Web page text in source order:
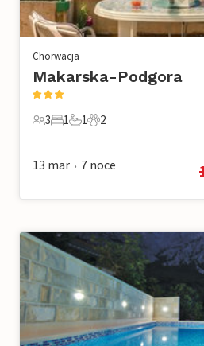
Chorwacja
Makarska-Podgora
3 Goście
3
1 Sypialnia
1
1 Łazienka
1
2 Zwierzęta domowe
2
13 mar • 7 noce